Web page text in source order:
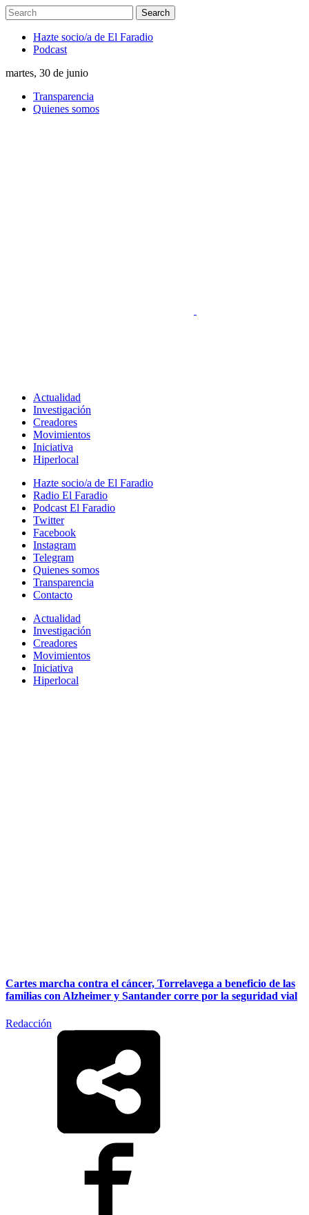
Hazte socio/a de El Faradio
Podcast
martes, 30 de junio
Transparencia
Quienes somos
Actualidad
Investigación
Creadores
Movimientos
Iniciativa
Hiperlocal
Hazte socio/a de El Faradio
Radio El Faradio
Podcast El Faradio
Twitter
Facebook
Instagram
Telegram
Quienes somos
Transparencia
Contacto
Actualidad
Investigación
Creadores
Movimientos
Iniciativa
Hiperlocal
Cartes marcha contra el cáncer, Torrelavega a beneficio de las
familias con Alzheimer y Santander corre por la seguridad vial
Redacción